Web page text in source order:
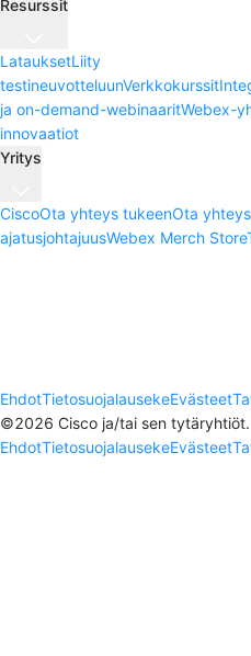
Resurssit
LatauksetLiity
testineuvotteluunVerkkokurssit
ja on-demand-webinaaritWebex-
innovaatiot
Yritys
CiscoOta yhteys tukeenOta
ajatusjohtajuusWebex Merch Store
EhdotTietosuojalausekeEvästeet
©2026 Cisco ja/tai sen
EhdotTietosuojalausekeEvästeet